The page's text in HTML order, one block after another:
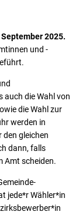
September 2025.
und -
auch die Wahl von
die Wahl zur
werden in
den gleichen
dann, falls
Amt scheiden.
jede*r Wähler*in